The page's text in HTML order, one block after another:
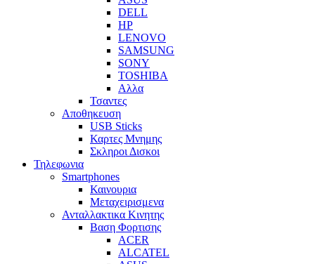
DELL
HP
LENOVO
SAMSUNG
SONY
TOSHIBA
Αλλα
Τσαντες
Αποθηκευση
USB Sticks
Καρτες Μνημης
Σκληροι Δισκοι
Τηλεφωνια
Smartphones
Καινουρια
Μεταχειρισμενα
Ανταλλακτικα Κινητης
Βαση Φορτισης
ACER
ALCATEL